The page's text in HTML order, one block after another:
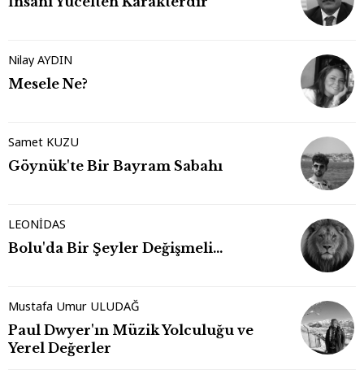
Nilay AYDIN
Mesele Ne?
Samet KUZU
Göynük'te Bir Bayram Sabahı
LEONİDAS
Bolu'da Bir Şeyler Değişmeli…
Mustafa Umur ULUDAĞ
Paul Dwyer'ın Müzik Yolculuğu ve
Yerel Değerler